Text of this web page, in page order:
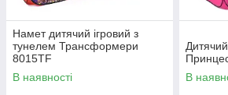
Намет дитячий ігровий з
тунелем Трансформери
8015TF
В наявності
В